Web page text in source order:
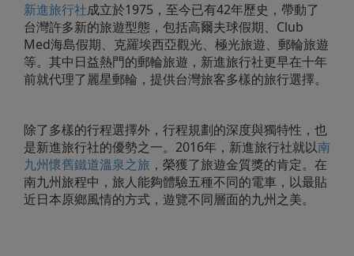
新進旅行社成立於1975，至今已有42年歷史，帶動了
台灣許多新的旅遊型態，包括高爾夫球假期、Club
Med海島假期、克羅埃西亞觀光、極光旅遊、郵輪旅遊
等。其中日益熱門的郵輪旅遊，新進旅行社更早在十年
前就代理了麗星郵輪，提供台灣旅客多樣的旅行選擇。
除了多樣的行程選擇外，行程規劃的深度與獨特性，也
是新進旅行社的優勢之一。2016年，新進旅行社就以南
九州懷舊鐵道溫泉之旅 ，榮獲了旅遊金質獎的肯定。在
南九州旅程中，旅人能夠體驗五種不同的電車，以最貼
近日本原鄉風情的方式，遊覽不同層面的九州之美。